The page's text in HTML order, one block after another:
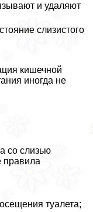
и удаляют
слизистого
кишечной
иногда не
со слизью
правила
туалета;